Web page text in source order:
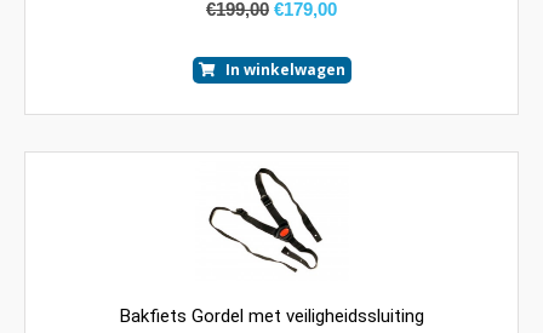
€199,00 €179,00
In winkelwagen
Bakfiets Gordel met veiligheidssluiting